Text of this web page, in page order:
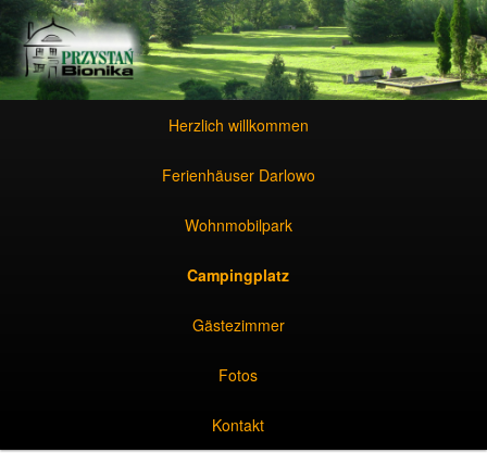
Zum Inhalt wechseln
Zum sekundären Inhalt wechseln
Zum Inhalt wechseln
Zum sekundären Inhalt wechseln
Herzlich willkommen
Ferienhäuser Darlowo
Wohnmobilpark
Campingplatz
Gästezimmer
Fotos
Kontakt